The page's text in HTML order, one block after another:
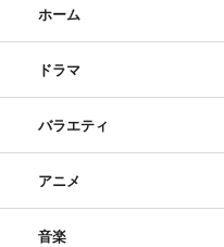
ホーム
ドラマ
バラエティ
アニメ
音楽